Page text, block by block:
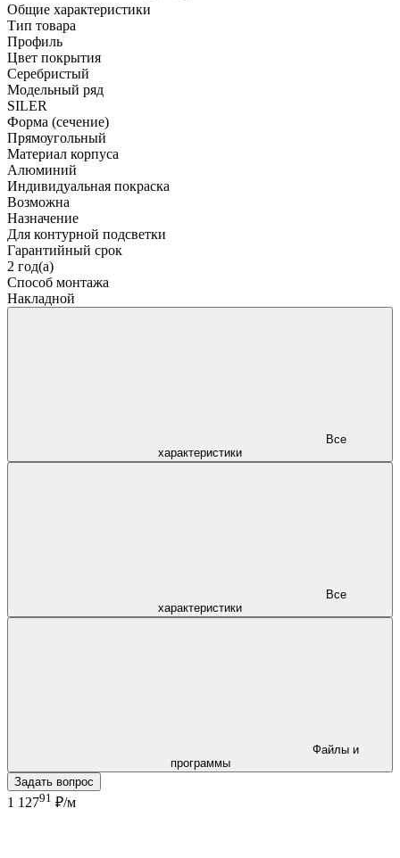
Общие характеристики
Тип товара
Профиль
Цвет покрытия
Серебристый
Модельный ряд
SILER
Форма (сечение)
Прямоугольный
Материал корпуса
Алюминий
Индивидуальная покраска
Возможна
Назначение
Для контурной подсветки
Гарантийный срок
2 год(а)
Способ монтажа
Накладной
характеристики
характеристики
программы
Задать вопрос
1 12791 ₽/м